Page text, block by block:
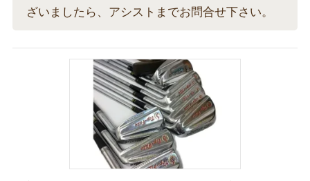
ざいましたら、アシストまでお問合せ下さい。